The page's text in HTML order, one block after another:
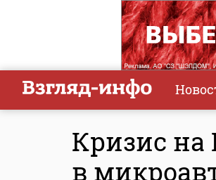
Кризис на
в